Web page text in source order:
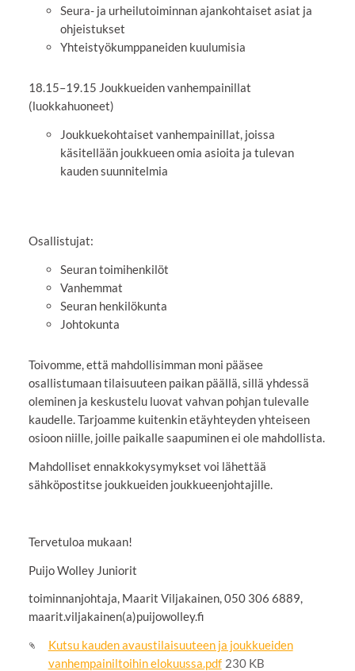
Seura- ja urheilutoiminnan ajankohtaiset asiat ja
ohjeistukset
Yhteistyökumppaneiden kuulumisia
18.15–19.15 Joukkueiden vanhempainillat
(luokkahuoneet)
Joukkuekohtaiset vanhempainillat, joissa
käsitellään joukkueen omia asioita ja tulevan
kauden suunnitelmia
Osallistujat:
Seuran toimihenkilöt
Vanhemmat
Seuran henkilökunta
Johtokunta
Toivomme, että mahdollisimman moni pääsee
osallistumaan tilaisuuteen paikan päällä, sillä yhdessä
oleminen ja keskustelu luovat vahvan pohjan tulevalle
kaudelle. Tarjoamme kuitenkin etäyhteyden yhteiseen
osioon niille, joille paikalle saapuminen ei ole mahdollista.
Mahdolliset ennakkokysymykset voi lähettää
sähköpostitse joukkueiden joukkueenjohtajille.
Tervetuloa mukaan!
Puijo Wolley Juniorit
toiminnanjohtaja, Maarit Viljakainen, 050 306 6889,
maarit.viljakainen(a)puijowolley.fi
Kutsu kauden avaustilaisuuteen ja joukkueiden
vanhempainiltoihin elokuussa.pdf 230 KB